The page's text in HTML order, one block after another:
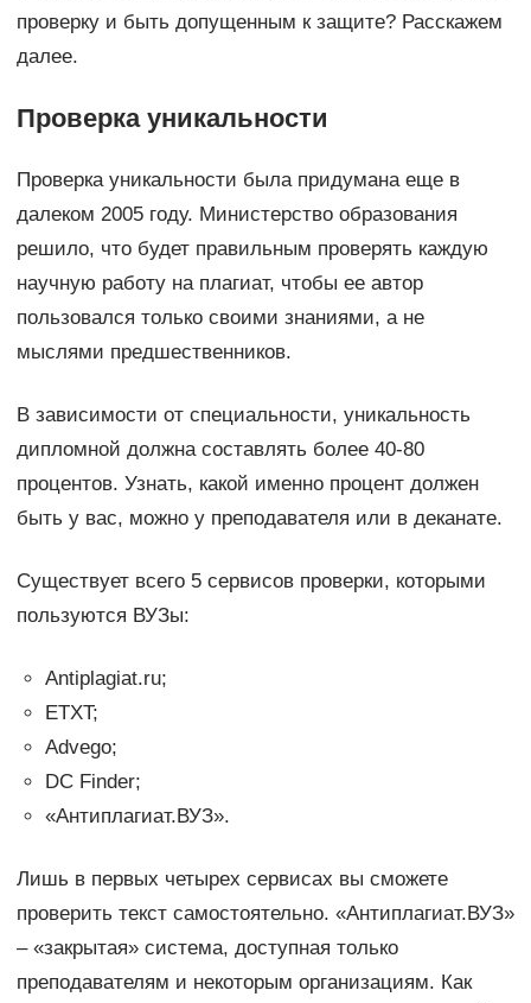
проверку и быть допущенным к защите? Расскажем
далее.
Проверка уникальности
Проверка уникальности была придумана еще в
далеком 2005 году. Министерство образования
решило, что будет правильным проверять каждую
научную работу на плагиат, чтобы ее автор
пользовался только своими знаниями, а не
мыслями предшественников.
В зависимости от специальности, уникальность
дипломной должна составлять более 40-80
процентов. Узнать, какой именно процент должен
быть у вас, можно у преподавателя или в деканате.
Существует всего 5 сервисов проверки, которыми
пользуются ВУЗы:
Antiplagiat.ru;
ETXT;
Advego;
DC Finder;
«Антиплагиат.ВУЗ».
Лишь в первых четырех сервисах вы сможете
проверить текст самостоятельно. «Антиплагиат.ВУЗ»
– «закрытая» система, доступная только
преподавателям и некоторым организациям. Как